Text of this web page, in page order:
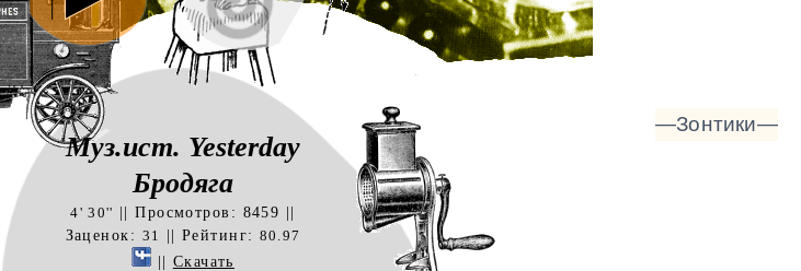
Муз.ист. Yesterday
Бродяга
4' 30'' || Просмотров: 8459 ||
Заценок: 31 || Рейтинг: 80.97
|| Скачать
—Зонтики—